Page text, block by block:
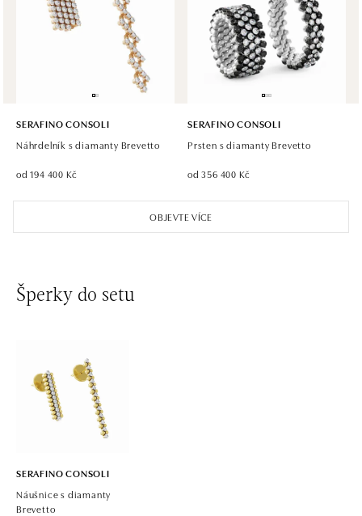
tel.: +421 917 090 891
dnes otevřeno do 21:00
OBJEVTE VÍCE
SERAFINO CONSOLI
Náhrdelník s diamanty Brevetto
od 194 400 Kč
SERAFINO CONSOLI
Prsten s diamanty Brevetto
od 356 400 Kč
Šperky do setu
SERAFINO CONSOLI
Náušnice s diamanty
Brevetto